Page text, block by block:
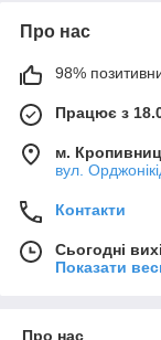
Про нас
98%
Працює з
м.
вул.
Контакти
Сьогодні
Показати
Про нас